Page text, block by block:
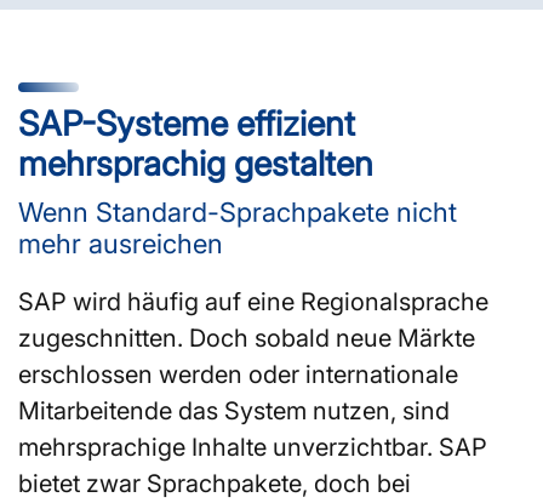
SAP-Systeme effizient
mehrsprachig gestalten
Wenn Standard-Sprachpakete nicht
mehr ausreichen
SAP wird häufig auf eine Regionalsprache
zugeschnitten. Doch sobald neue Märkte
erschlossen werden oder internationale
Mitarbeitende das System nutzen, sind
mehrsprachige Inhalte unverzichtbar. SAP
bietet zwar Sprachpakete, doch bei